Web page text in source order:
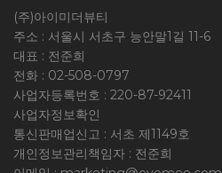
(주)아이미더뷰티
주소 : 서울시 서초구 능안말1길 11-6
대표 : 전준희
전화 : 02-508-0797
사업자등록번호 : 220-87-92411
사업자정보확인
통신판매업신고 : 서초 제1149호
개인정보관리책임자 : 전준희